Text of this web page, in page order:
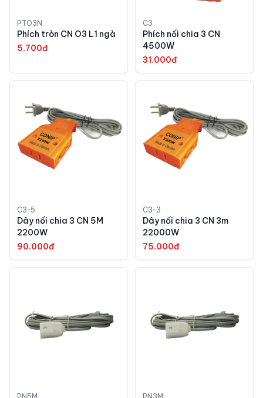
PTO3N
Phích tròn CN O3 L1 ngà
5.700đ
C3
Phích nối chia 3 CN
4500W
31.000đ
C3-5
Dây nối chia 3 CN 5M
2200W
90.000đ
C3-3
Dây nối chia 3 CN 3m
22000W
75.000đ